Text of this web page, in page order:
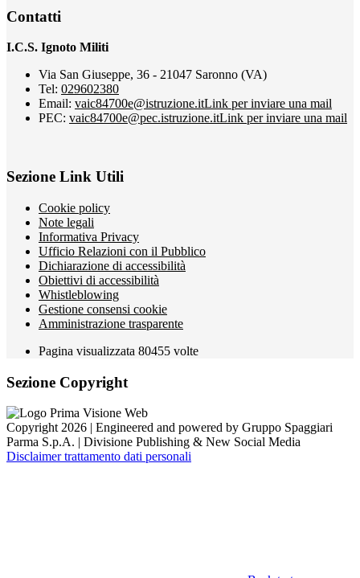
Contatti
I.C.S. Ignoto Militi
Via San Giuseppe, 36 - 21047 Saronno (VA)
Tel: 029602380
Email: vaic84700e@istruzione.itLink per inviare una mail
PEC: vaic84700e@pec.istruzione.itLink per inviare una mail
Sezione Link Utili
Cookie policy
Note legali
Informativa Privacy
Ufficio Relazioni con il Pubblico
Dichiarazione di accessibilità
Obiettivi di accessibilità
Whistleblowing
Gestione consensi cookie
Amministrazione trasparente
Pagina visualizzata 80455 volte
Sezione Copyright
Copyright 2026 | Engineered and powered by Gruppo Spaggiari
Parma S.p.A. | Divisione Publishing & New Social Media
Disclaimer trattamento dati personali